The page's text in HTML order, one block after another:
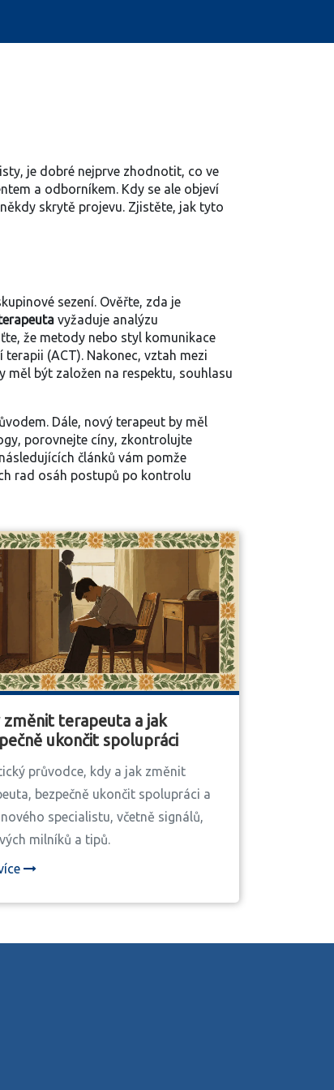
, je dobré nejprve zhodnotit, co ve
a odborníkem. Kdy se ale objeví
skrytě projevu. Zjistěte, jak tyto
sezení. Ověřte, zda je
vyžaduje analýzu
že metody nebo styl komunikace
(ACT). Nakonec, vztah mezi
měl být založen na respektu, souhlasu
Dále, nový terapeut by měl
porovnejte cíny, zkontrolujte
článků vám pomže
rad osáh postupů po kontrolu
změnit terapeuta a jak
ukončit spolupráci
průvodce, kdy a jak změnit
bezpečně ukončit spolupráci a
specialistu, včetně signálů,
milníků a tipů.